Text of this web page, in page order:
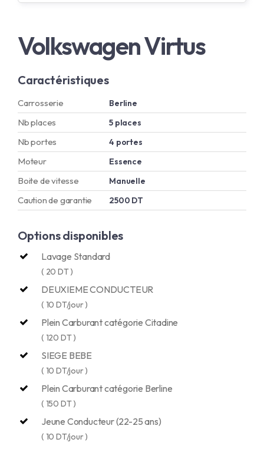
Volkswagen Virtus
Caractéristiques
Carrosserie Berline
Nb places 5 places
Nb portes 4 portes
Moteur Essence
Boite de vitesse Manuelle
Caution de garantie 2500 DT
Options disponibles
Lavage Standard
( 20 DT )
DEUXIEME CONDUCTEUR
( 10 DT/jour )
Plein Carburant catégorie Citadine
( 120 DT )
SIEGE BEBE
( 10 DT/jour )
Plein Carburant catégorie Berline
( 150 DT )
Jeune Conducteur (22-25 ans)
( 10 DT/jour )